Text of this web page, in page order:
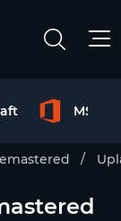
MS